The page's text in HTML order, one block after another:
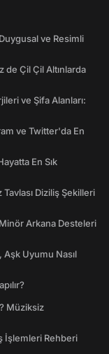
ve Resimli
de Çil Çil Altınlarda
ve Şifa Alanları:
ve Twitter'da En
En Sık
Tavlası Diziliş Şekilleri
Arkana Desteleri
Uyumu Nasıl
Müziksiz
İşlemleri Rehberi